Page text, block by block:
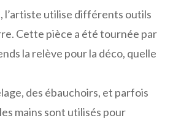
l’artiste utilise différents outils
Cette pièce a été tournée par
la relève pour la déco, quelle
des ébauchoirs, et parfois
mains sont utilisés pour